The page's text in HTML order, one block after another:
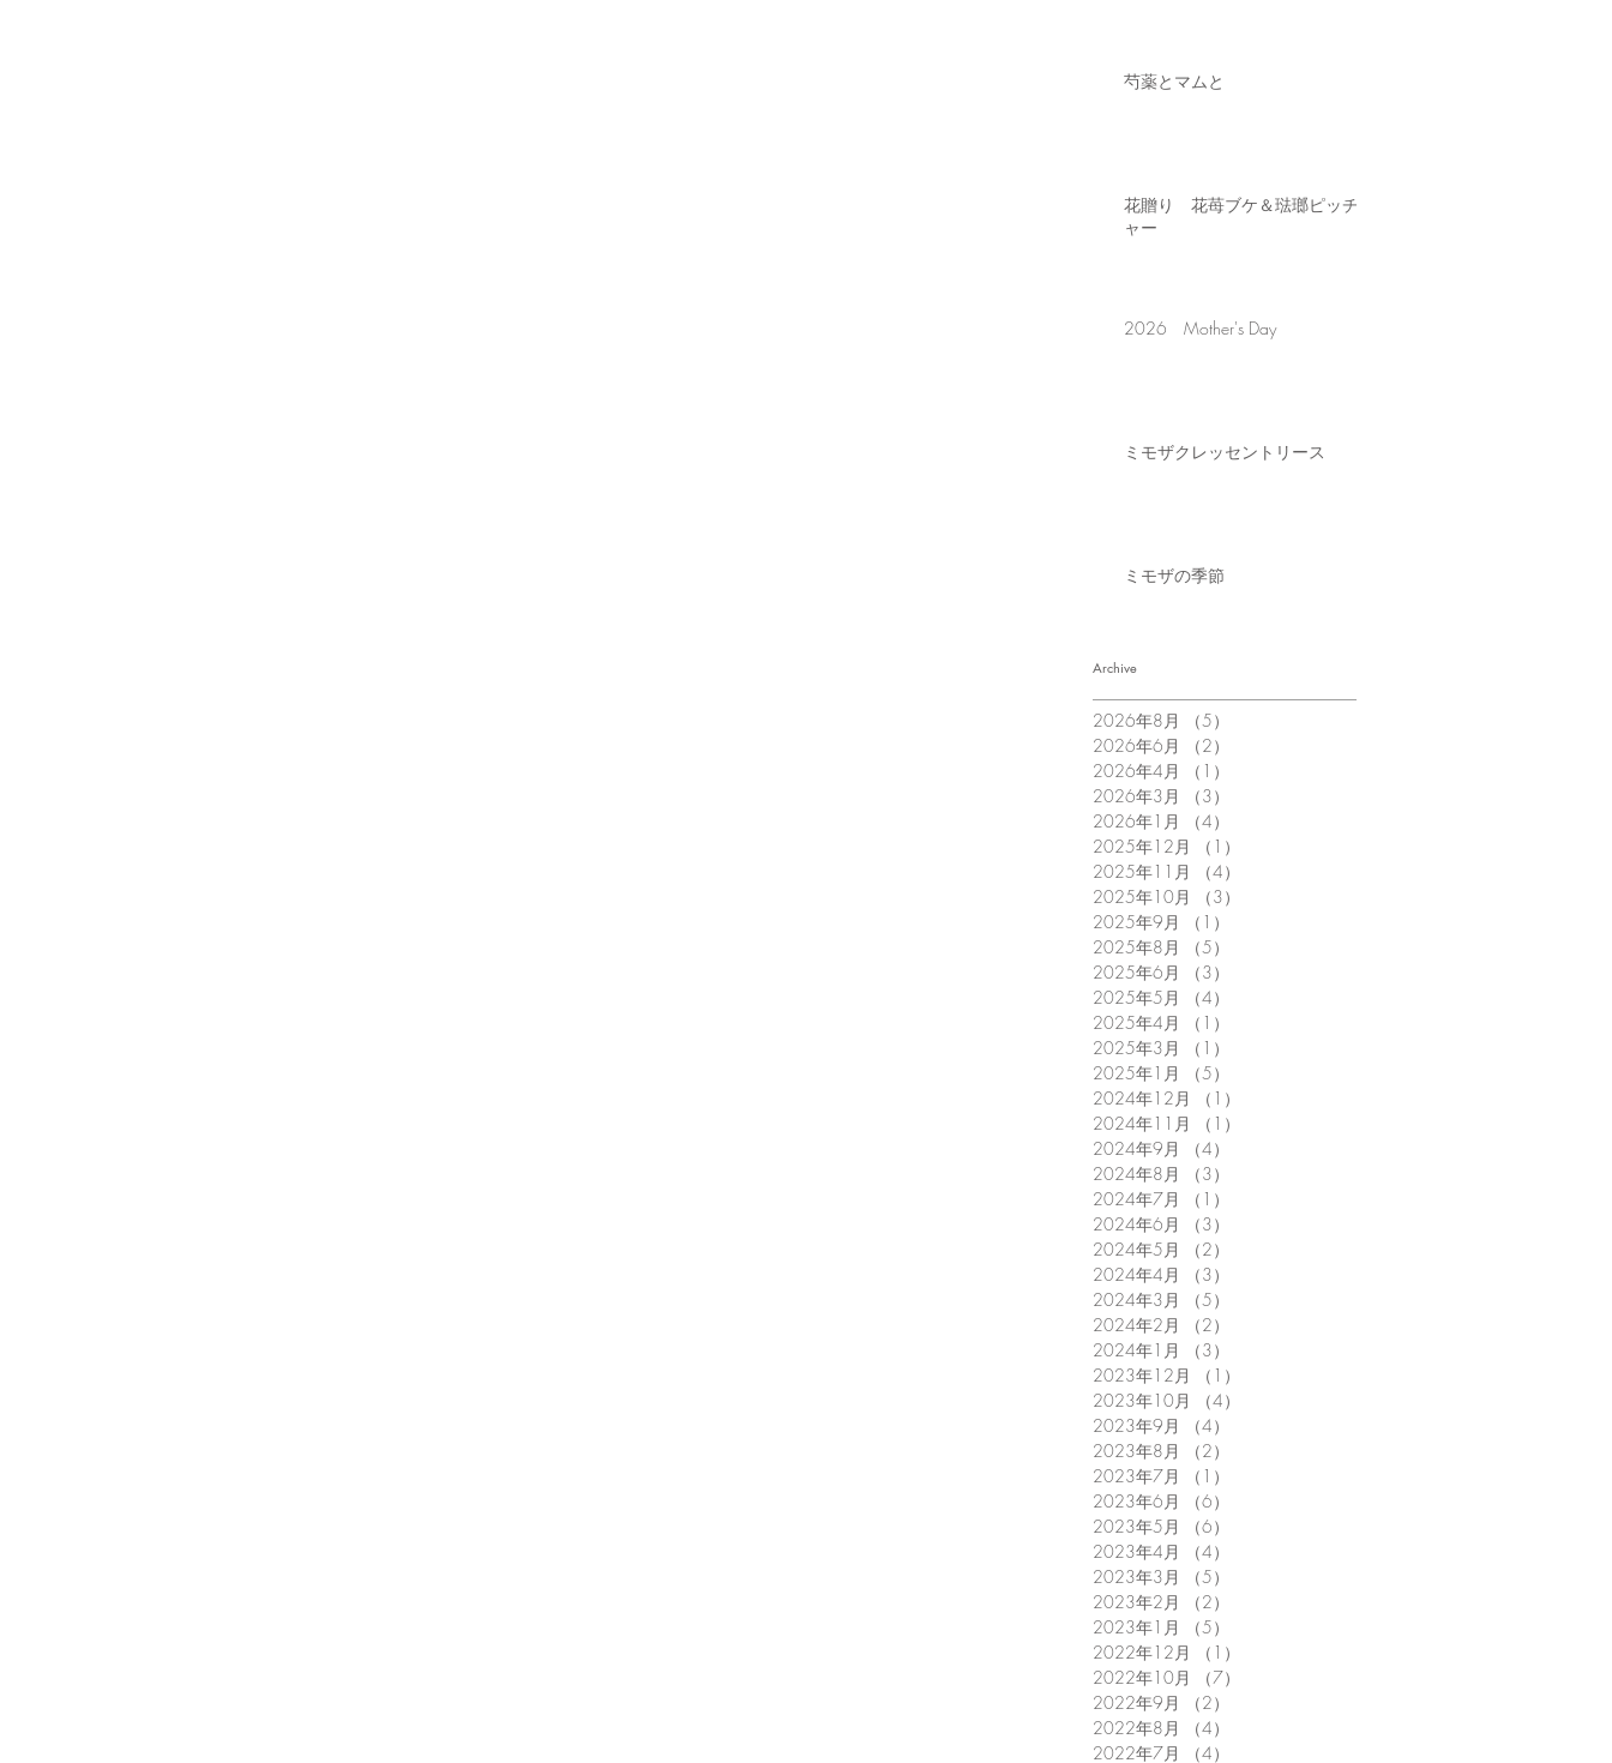
芍薬とマムと
花贈り 花苺ブケ＆琺瑯ピッチ
ャー
2026 Mother's Day
ミモザクレッセントリース
ミモザの季節
Archive
2026年8月 （5）
2026年6月
（2）
2026年4月
（1）
2026年3月
（3）
2026年1月
（4）
2025年12月
（1）
2025年11月
（4）
2025年10月
（3）
2025年9月
（1）
2025年8月
（5）
2025年6月
（3）
2025年5月
（4）
2025年4月
（1）
2025年3月
（1）
2025年1月
（5）
2024年12月
（1）
2024年11月
（1）
2024年9月
（4）
2024年8月
（3）
2024年7月
（1）
2024年6月
（3）
2024年5月
（2）
2024年4月
（3）
2024年3月
（5）
2024年2月
（2）
2024年1月
（3）
2023年12月
（1）
2023年10月
（4）
2023年9月
（4）
2023年8月
（2）
2023年7月
（1）
2023年6月
（6）
2023年5月
（6）
2023年4月
（4）
2023年3月
（5）
2023年2月
（2）
2023年1月
（5）
2022年12月
（1）
2022年10月
（7）
2022年9月
（2）
2022年8月
（4）
2022年7月
（4）